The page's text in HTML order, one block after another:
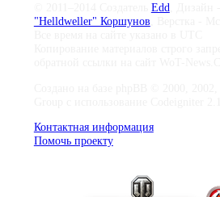
Edd, Дизайн -
"Helldweller" Коршунов
Контактная информация
Помочь проекту